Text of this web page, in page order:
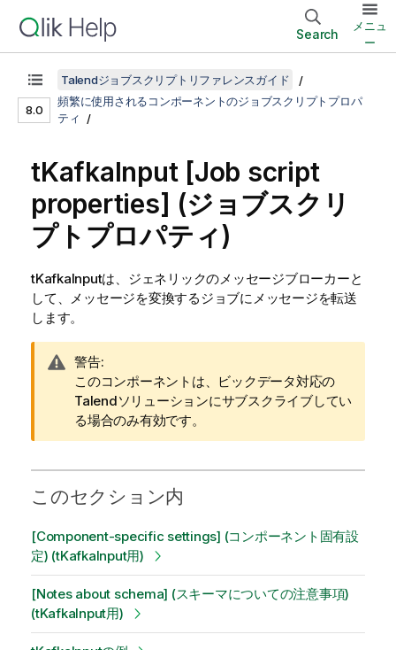
Search
メニュ
ー
8.0
Talendジョブスクリプトリファレンスガイド
頻繁に使用されるコンポーネントのジョブスクリプトプロパ
ティ
tKafkaInput [Job script
properties] (ジョブスクリ
プトプロパティ)
tKafkaInputは、ジェネリックのメッセージブローカーと
して、メッセージを変換するジョブにメッセージを転送
します。
情
報
メ
モ
警告:
このコンポーネントは、ビックデータ対応の
Talendソリューションにサブスクライブしてい
る場合のみ有効です。
このセクション内
[Component-specific settings] (コンポーネント固有設
定) (tKafkaInput用)
[Notes about schema] (スキーマについての注意事項)
(tKafkaInput用)